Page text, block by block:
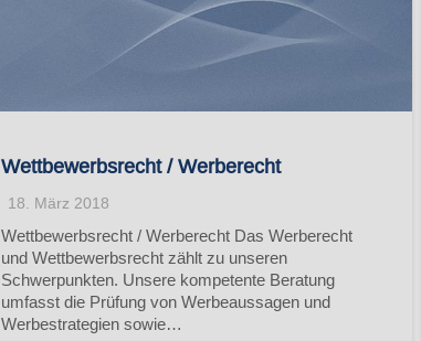
Wettbewerbsrecht / Werberecht
18. März 2018
Wettbewerbsrecht / Werberecht Das Werberecht
und Wettbewerbsrecht zählt zu unseren
Schwerpunkten. Unsere kompetente Beratung
umfasst die Prüfung von Werbeaussagen und
Werbestrategien sowie…